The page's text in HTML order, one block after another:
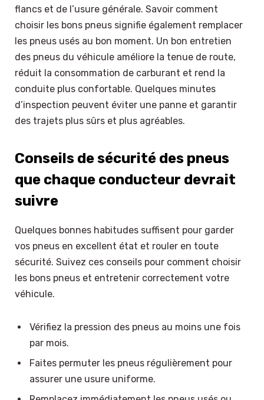
flancs et de l’usure générale. Savoir comment
choisir les bons pneus signifie également remplacer
les pneus usés au bon moment. Un bon entretien
des pneus du véhicule améliore la tenue de route,
réduit la consommation de carburant et rend la
conduite plus confortable. Quelques minutes
d’inspection peuvent éviter une panne et garantir
des trajets plus sûrs et plus agréables.
Conseils de sécurité des pneus
que chaque conducteur devrait
suivre
Quelques bonnes habitudes suffisent pour garder
vos pneus en excellent état et rouler en toute
sécurité. Suivez ces conseils pour comment choisir
les bons pneus et entretenir correctement votre
véhicule.
Vérifiez la pression des pneus au moins une fois
par mois.
Faites permuter les pneus régulièrement pour
assurer une usure uniforme.